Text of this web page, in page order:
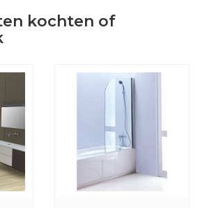
kochten of